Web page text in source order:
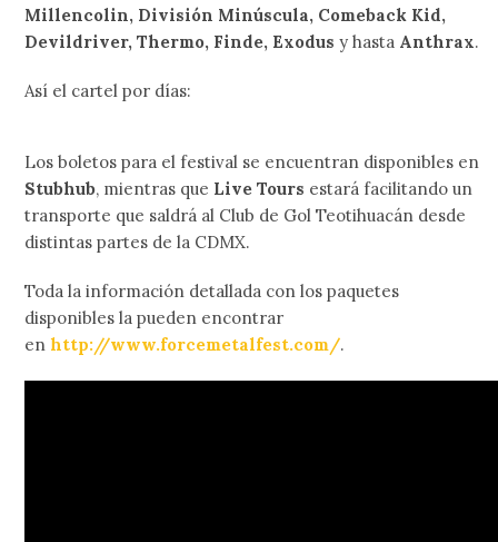
Millencolin, División Minúscula, Comeback Kid,
Devildriver, Thermo, Finde, Exodus y hasta Anthrax.
Así el cartel por días:
Los boletos para el festival se encuentran disponibles en
Stubhub, mientras que Live Tours estará facilitando un
transporte que saldrá al Club de Gol Teotihuacán desde
distintas partes de la CDMX.
Toda la información detallada con los paquetes
disponibles la pueden encontrar
enhttp://www.forcemetalfest.com/.